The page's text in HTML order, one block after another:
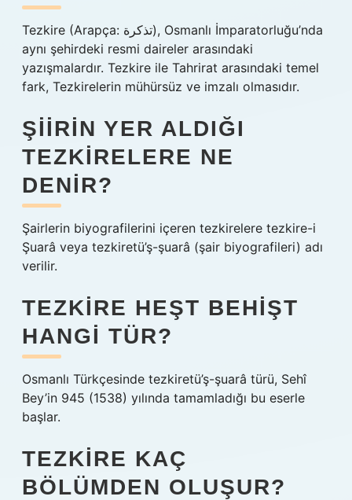
Tezkire (Arapça: تذكرة), Osmanlı İmparatorluğu’nda
aynı şehirdeki resmi daireler arasındaki
yazışmalardır. Tezkire ile Tahrirat arasındaki temel
fark, Tezkirelerin mühürsüz ve imzalı olmasıdır.
ŞIIRIN YER ALDIĞI
TEZKIRELERE NE
DENIR?
Şairlerin biyografilerini içeren tezkirelere tezkire-i
Şuarâ veya tezkiretü’ş-şuarâ (şair biyografileri) adı
verilir.
TEZKIRE HEŞT BEHIŞT
HANGI TÜR?
Osmanlı Türkçesinde tezkiretü’ş-şuarâ türü, Sehî
Bey’in 945 (1538) yılında tamamladığı bu eserle
başlar.
TEZKIRE KAÇ
BÖLÜMDEN OLUŞUR?